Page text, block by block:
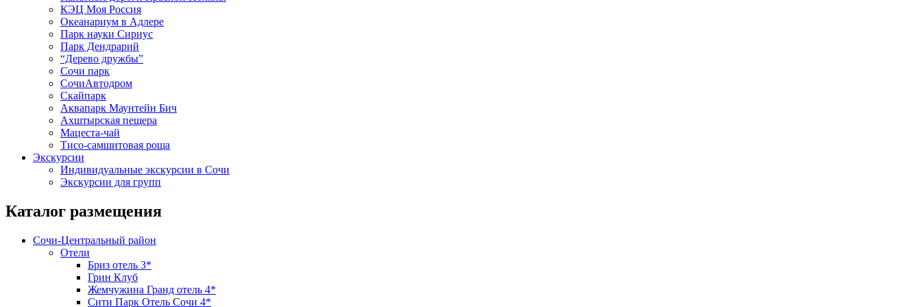
КЭЦ Моя Россия
Океанариум в Адлере
Парк науки Сириус
Парк Дендрарий
“Дерево дружбы”
Сочи парк
СочиАвтодром
Скайпарк
Аквапарк Маунтейн Бич
Ахштырская пещера
Мацеста-чай
Тисо-самшитовая роща
Экскурсии
Индивидуальные экскурсии в Сочи
Экскурсии для групп
Каталог размещения
Сочи-Центральный район
Отели
Бриз отель 3*
Грин Клуб
Жемчужина Гранд отель 4*
Сити Парк Отель Сочи 4*